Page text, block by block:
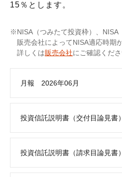
15％とします。
NISA（つみたて投資枠）、NISA
販売会社によってNISA適応時期
詳しくは販売会社にご確認くださ
月報 2026年06月
投資信託説明書（交付目論見書）
投資信託説明書（請求目論見書）